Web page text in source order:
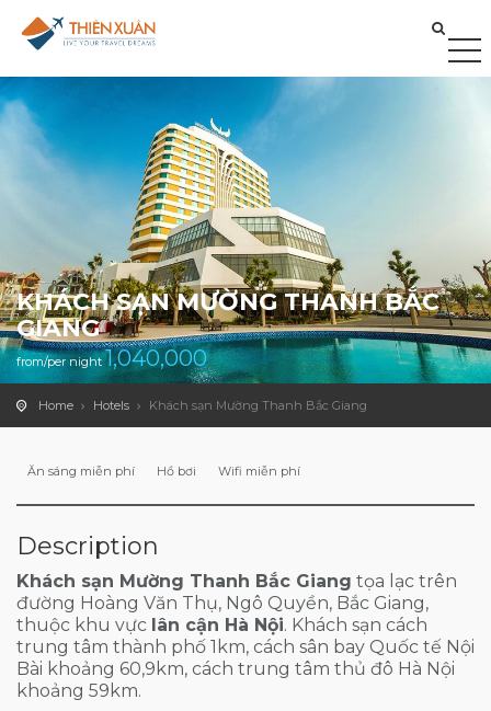
KHÁCH SẠN MƯỜNG THANH BẮC
GIANG
from/per night1,040,000
Home Hotels Khách sạn Mường Thanh Bắc Giang
Ăn sáng miễn phí Hồ bơi Wifi miễn phí
Description
Khách sạn Mường Thanh Bắc Giang tọa lạc trên
đường Hoàng Văn Thụ, Ngô Quyền, Bắc Giang,
thuộc khu vực lân cận Hà Nội. Khách sạn cách
trung tâm thành phố 1km, cách sân bay Quốc tế Nội
Bài khoảng 60,9km, cách trung tâm thủ đô Hà Nội
khoảng 59km.